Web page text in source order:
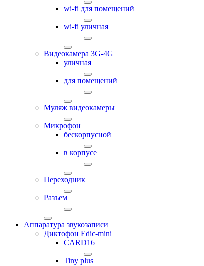
wi-fi для помещений
wi-fi уличная
Видеокамера 3G-4G
уличная
для помещений
Муляж видеокамеры
Микрофон
бескорпусной
в корпусе
Переходник
Разъем
Аппаратура звукозаписи
Диктофон Edic-mini
CARD16
Tiny plus